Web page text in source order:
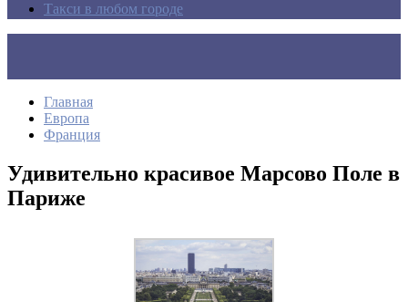
Такси в любом городе
Главная
Европа
Франция
Удивительно красивое Марсово Поле в
Париже